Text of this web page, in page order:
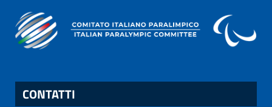
CONTATTI